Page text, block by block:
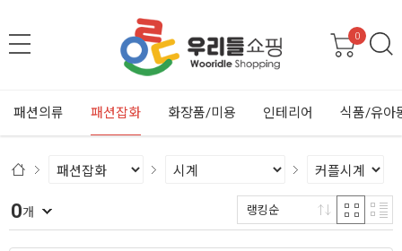
0
패션의류 패션잡화 화장품/미용 인테리어 식품/유아
0개 랭킹순